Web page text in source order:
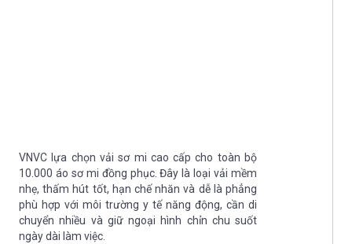
VNVC lựa chọn vải sơ mi cao cấp cho toàn bộ
10.000 áo sơ mi đồng phục. Đây là loại vải mềm
nhẹ, thấm hút tốt, hạn chế nhăn và dễ là phẳng
phù hợp với môi trường y tế năng động, cần di
chuyển nhiều và giữ ngoại hình chỉn chu suốt
ngày dài làm việc.